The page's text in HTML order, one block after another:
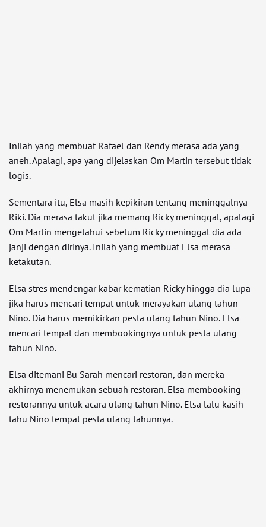
Inilah yang membuat Rafael dan Rendy merasa ada yang
aneh. Apalagi, apa yang dijelaskan Om Martin tersebut tidak
logis.
Sementara itu, Elsa masih kepikiran tentang meninggalnya
Riki. Dia merasa takut jika memang Ricky meninggal, apalagi
Om Martin mengetahui sebelum Ricky meninggal dia ada
janji dengan dirinya. Inilah yang membuat Elsa merasa
ketakutan.
Elsa stres mendengar kabar kematian Ricky hingga dia lupa
jika harus mencari tempat untuk merayakan ulang tahun
Nino. Dia harus memikirkan pesta ulang tahun Nino. Elsa
mencari tempat dan membookingnya untuk pesta ulang
tahun Nino.
Elsa ditemani Bu Sarah mencari restoran, dan mereka
akhirnya menemukan sebuah restoran. Elsa membooking
restorannya untuk acara ulang tahun Nino. Elsa lalu kasih
tahu Nino tempat pesta ulang tahunnya.